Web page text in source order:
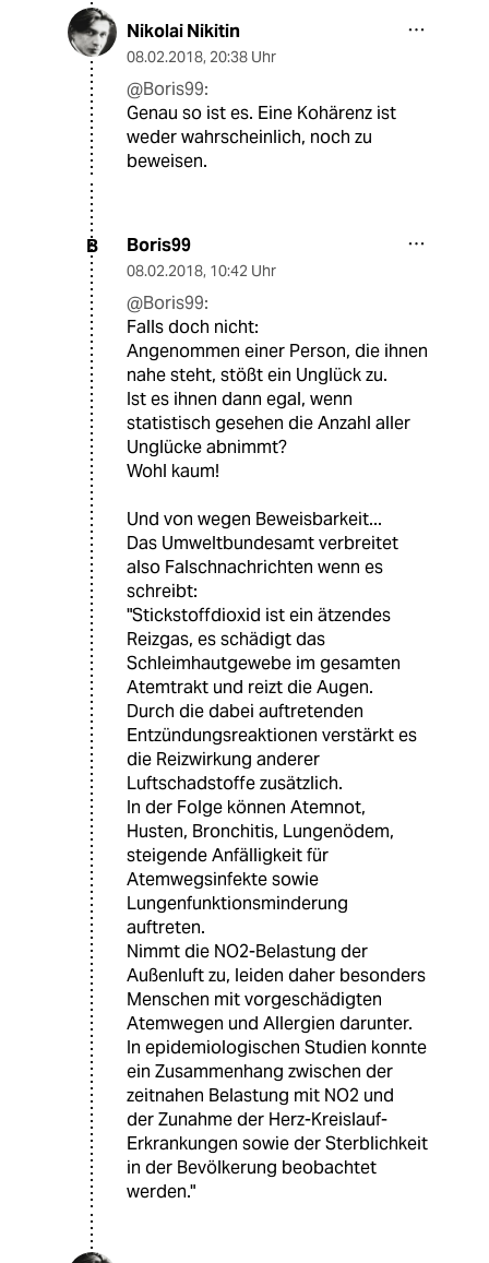
Nikolai Nikitin
08.02.2018, 20:38 Uhr
@Boris99:
Genau so ist es. Eine Kohärenz ist
weder wahrscheinlich, noch zu
beweisen.
B Boris99
08.02.2018, 10:42 Uhr
@Boris99:
Falls doch nicht:
Angenommen einer Person, die ihnen
nahe steht, stößt ein Unglück zu.
Ist es ihnen dann egal, wenn
statistisch gesehen die Anzahl aller
Unglücke abnimmt?
Wohl kaum!
Und von wegen Beweisbarkeit...
Das Umweltbundesamt verbreitet
also Falschnachrichten wenn es
schreibt:
"Stickstoffdioxid ist ein ätzendes
Reizgas, es schädigt das
Schleimhautgewebe im gesamten
Atemtrakt und reizt die Augen.
Durch die dabei auftretenden
Entzündungsreaktionen verstärkt es
die Reizwirkung anderer
Luftschadstoffe zusätzlich.
In der Folge können Atemnot,
Husten, Bronchitis, Lungenödem,
steigende Anfälligkeit für
Atemwegsinfekte sowie
Lungenfunktionsminderung
auftreten.
Nimmt die NO2-Belastung der
Außenluft zu, leiden daher besonders
Menschen mit vorgeschädigten
Atemwegen und Allergien darunter.
In epidemiologischen Studien konnte
ein Zusammenhang zwischen der
zeitnahen Belastung mit NO2 und
der Zunahme der Herz-Kreislauf-
Erkrankungen sowie der Sterblichkeit
in der Bevölkerung beobachtet
werden."